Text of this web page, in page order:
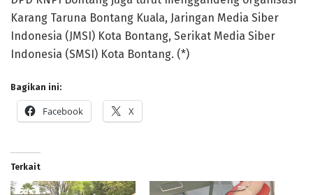
Karang Taruna Bontang Kuala, Jaringan Media Siber
Indonesia (JMSI) Kota Bontang, Serikat Media Siber
Indonesia (SMSI) Kota Bontang. (*)
Bagikan ini:
Facebook X
Terkait